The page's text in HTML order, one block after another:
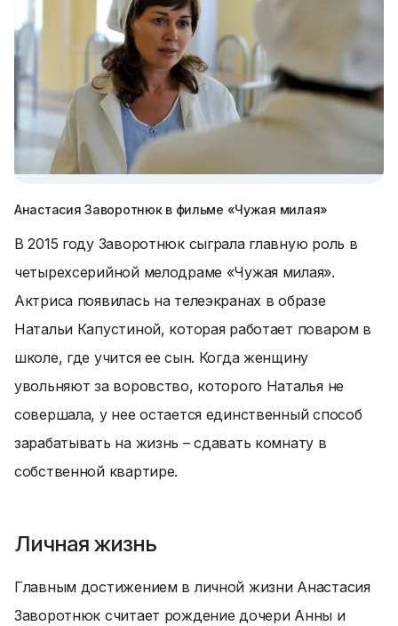
Анастасия Заворотнюк в фильме «Чужая милая»
В 2015 году Заворотнюк сыграла главную роль в
четырехсерийной мелодраме «Чужая милая».
Актриса появилась на телеэкранах в образе
Натальи Капустиной, которая работает поваром в
школе, где учится ее сын. Когда женщину
увольняют за воровство, которого Наталья не
совершала, у нее остается единственный способ
зарабатывать на жизнь – сдавать комнату в
собственной квартире.
Личная жизнь
Главным достижением в личной жизни Анастасия
Заворотнюк считает рождение дочери Анны и